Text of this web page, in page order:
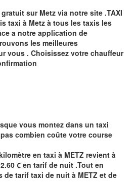
gratuit sur Metz via notre site .TAXI
taxi à Metz à tous les taxis les
a notre application de
les meilleures
vous . Choisissez votre chauffeur
vous montez dans un taxi
combien coûte votre course
en taxi à METZ revient à
€ en tarif de nuit .Tout en
de tarif taxi de nuit à METZ et de